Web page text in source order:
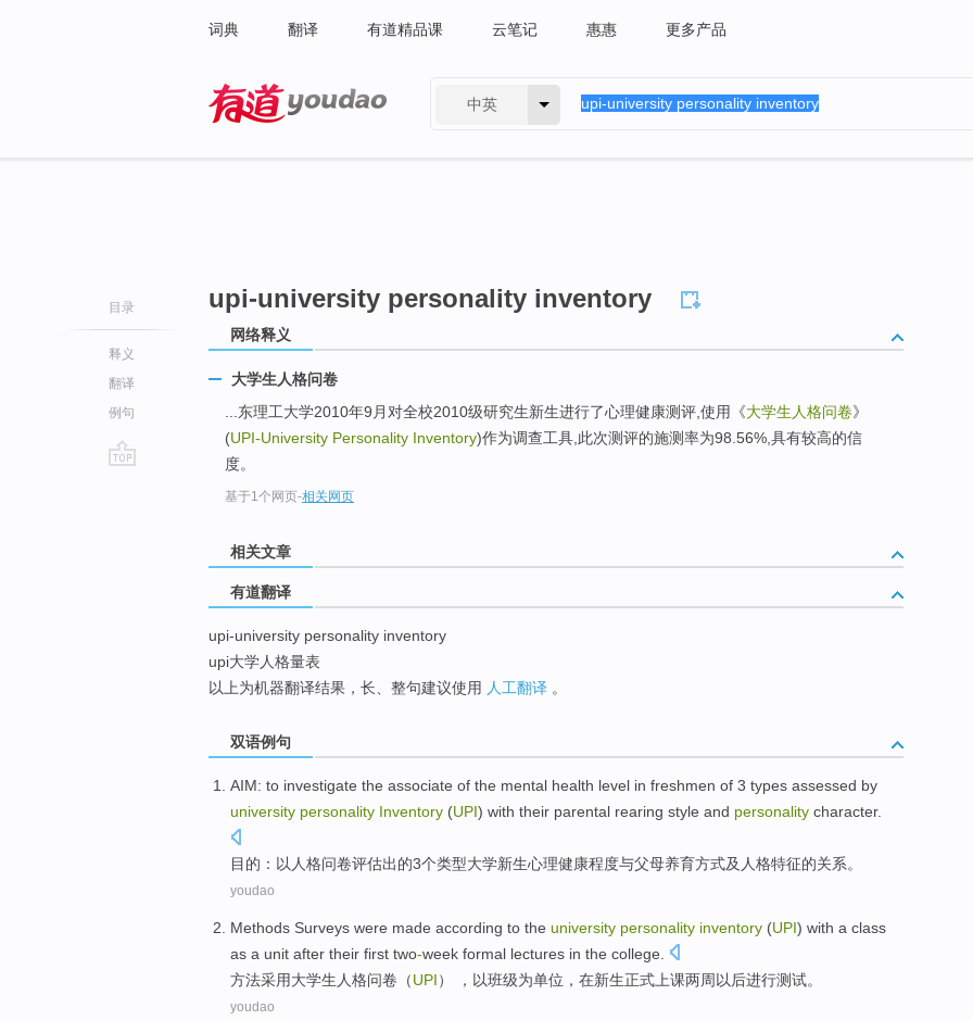
词典 翻译 有道精品课 云笔记 惠惠 更多产品
中英
目录
释义
翻译
例句
upi-university personality inventory
网络释义
大学生人格问卷
...东理工大学2010年9月对全校2010级研究生新生进行了心理健康测评,使用《大学生人格问卷》
(UPI-University Personality Inventory)作为调查工具,此次测评的施测率为98.56%,具有较高的信
度。
基于1个网页-相关网页
相关文章
有道翻译
upi-university personality inventory
upi大学人格量表
以上为机器翻译结果，长、整句建议使用 人工翻译 。
双语例句
AIM: to investigate the associate of the mental health level in freshmen of 3 types assessed by
university personality Inventory (UPI) with their parental rearing style and personality character.
目的 ： 以 人格问卷评估出的3个类型大学新生心理健康程度与父母养育方式及 人格特征的关系。
youdao
Methods Surveys were made according to the university personality inventory (UPI) with a class
as a unit after their first two-week formal lectures in the college.
方法采用大学生 人格问卷 （UPI） ， 以班级为单位 ， 在新生正式 上课两周 以后进行测试。
youdao